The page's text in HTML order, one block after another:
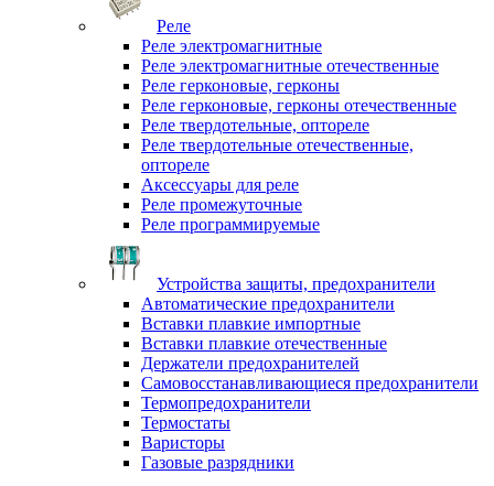
Реле
Реле электромагнитные
Реле электромагнитные отечественные
Реле герконовые, герконы
Реле герконовые, герконы отечественные
Реле твердотельные, оптореле
Реле твердотельные отечественные,
оптореле
Аксессуары для реле
Реле промежуточные
Реле программируемые
Устройства защиты, предохранители
Автоматические предохранители
Вставки плавкие импортные
Вставки плавкие отечественные
Держатели предохранителей
Самовосстанавливающиеся предохранители
Термопредохранители
Термостаты
Варисторы
Газовые разрядники